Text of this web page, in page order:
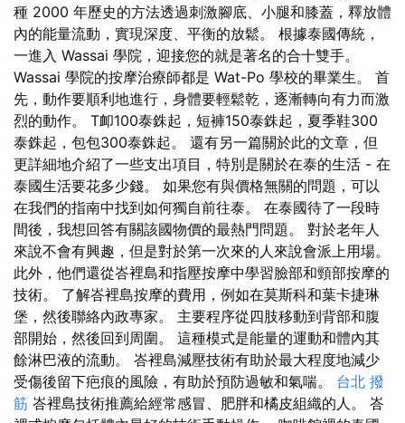
種 2000 年歷史的方法透過刺激腳底、小腿和膝蓋，釋放體
內的能量流動，實現深度、平衡的放鬆。 根據泰國傳統，
一進入 Wassai 學院，迎接您的就是著名的合十雙手。
Wassai 學院的按摩治療師都是 Wat-Po 學校的畢業生。 首
先，動作要順利地進行，身體要輕鬆乾，逐漸轉向有力而激
烈的動作。 T卹100泰銖起，短褲150泰銖起，夏季鞋300
泰銖起，包包300泰銖起。 還有另一篇關於此的文章，但
更詳細地介紹了一些支出項目，特別是關於在泰的生活 - 在
泰國生活要花多少錢。 如果您有與價格無關的問題，可以
在我們的指南中找到如何獨自前往泰。 在泰國待了一段時
間後，我想回答有關該國物價的最熱門問題。 對於老年人
來說不會有興趣，但是對於第一次來的人來說會派上用場。
此外，他們還從峇裡島和指壓按摩中學習臉部和頸部按摩的
技術。 了解峇裡島按摩的費用，例如在莫斯科和葉卡捷琳
堡，然後聯絡內政專家。 主要程序從四肢移動到背部和腹
部開始，然後回到周圍。 這種模式是能量的運動和體內其
餘淋巴液的流動。 峇裡島減壓技術有助於最大程度地減少
受傷後留下疤痕的風險，有助於預防過敏和氣喘。 台北 撥
筋 峇裡島技術推薦給經常感冒、肥胖和橘皮組織的人。 峇